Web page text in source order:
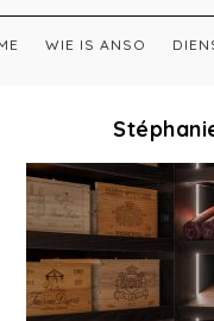
WIE IS ANSO